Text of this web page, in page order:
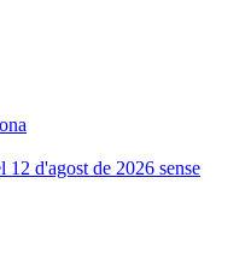
d'agost de 2026 sense